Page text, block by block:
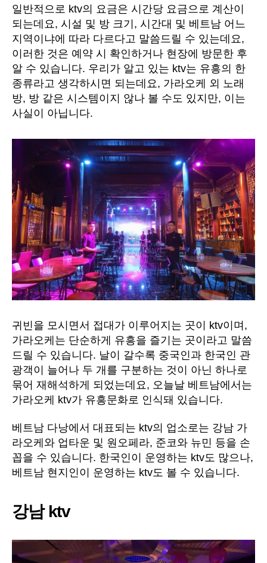
뉴
민,
원
오
페
라]
에
일반적으로 ktv의 요금은 시간당 요금으로 계산이
되는데요, 시설 및 방 크기, 시간대 및 베트남 어느
지역이냐에 따라 다르다고 말씀드릴 수 있는데요,
이러한 것은 예약 시 확인하거나 현장에 방문한 후
알 수 있습니다. 우리가 알고 있는 ktv는 유흥의 한
종류라고 생각하시면 되는데요, 가라오케 외 노래
방, 방 같은 시스템이지 않나 볼 수도 있지만, 이는
사실이 아닙니다.
귀빈을 모시면서 접대가 이루어지는 곳이 ktv이며,
가라오케는 단순하게 유흥을 즐기는 곳이라고 말씀
드릴 수 있습니다. 날이 갈수록 중국인과 한국인 관
광객이 늘어나 두 개를 구분하는 것이 아닌 하나로
묶어 재해석하게 되었는데요, 오늘날 베트남에서는
가라오케 ktv가 유흥문화로 인식돼 있습니다.
베트남 다낭에서 대표되는 ktv의 업소로는 강남 가
라오케와 업타운 및 원오페라, 준코와 뉴민 등을 손
꼽을 수 있습니다. 한국인이 운영하는 ktv도 많으나,
베트남 현지인이 운영하는 ktv도 볼 수 있습니다.
강남 ktv